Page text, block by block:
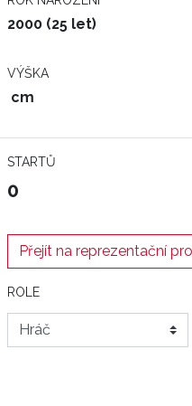
2000 (25 let)
VÝŠKA
cm
STARTŮ
0
Přejít na reprezentační
ROLE